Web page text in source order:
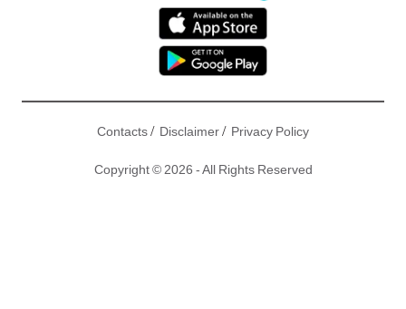
Contacts/ Disclaimer/ Privacy Policy
Copyright © 2026 - All Rights Reserved